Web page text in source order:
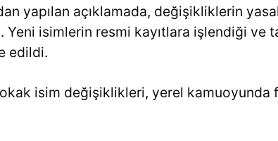
yapılan açıklamada, değişikliklerin
isimlerin resmi kayıtlara işlendiği ve
edildi.
isim değişiklikleri, yerel kamuoyunda